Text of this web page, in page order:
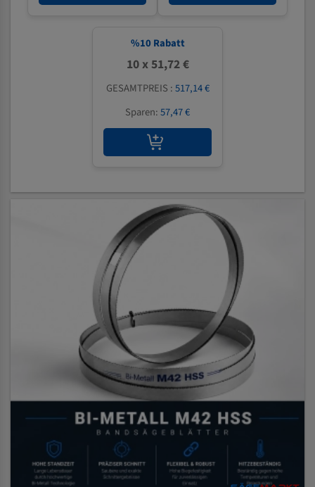
%10 Rabatt
10 x 51,72 €
GESAMTPREIS :517,14 €
Sparen:57,47 €